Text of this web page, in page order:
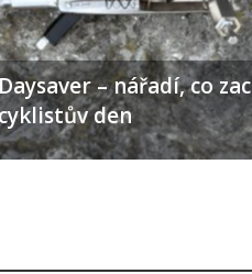
– nářadí, co
den